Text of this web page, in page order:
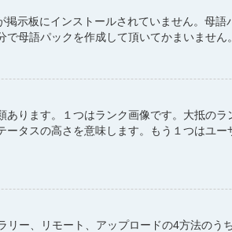
示板にインストールされていません。母
母語パックを作成して頂いてかまいません
ります。１つはランク画像です。大抵の
タスの高さを意味します。もう１つはユ
リー、リモート、アップロードの4方法の